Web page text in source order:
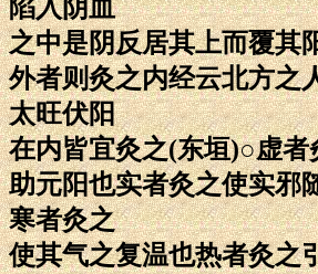
陷入阴血
之中是阴反居其上而覆其
外者则灸之内经云北方之
太旺伏阳
在内皆宜灸之(东垣)○虚者
助元阳也实者灸之使实邪
寒者灸之
使其气之复温也热者灸之